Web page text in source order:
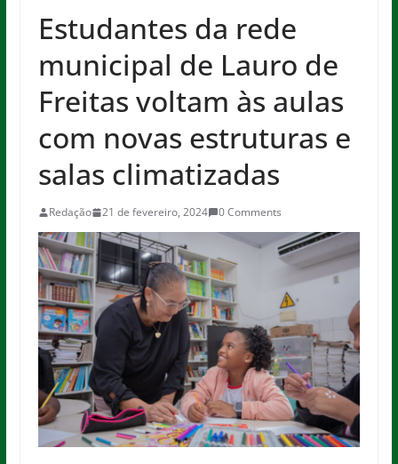
Estudantes da rede
municipal de Lauro de
Freitas voltam às aulas
com novas estruturas e
salas climatizadas
Redação 21 de fevereiro, 2024 0 Comments